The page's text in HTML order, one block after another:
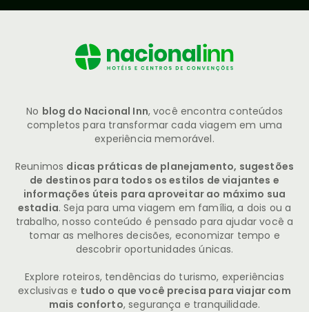
No blog do Nacional Inn, você encontra conteúdos
completos para transformar cada viagem em uma
experiência memorável.
Reunimos dicas práticas de planejamento, sugestões
de destinos para todos os estilos de viajantes e
informações úteis para aproveitar ao máximo sua
estadia. Seja para uma viagem em família, a dois ou a
trabalho, nosso conteúdo é pensado para ajudar você a
tomar as melhores decisões, economizar tempo e
descobrir oportunidades únicas.
Explore roteiros, tendências do turismo, experiências
exclusivas e tudo o que você precisa para viajar com
mais conforto, segurança e tranquilidade.